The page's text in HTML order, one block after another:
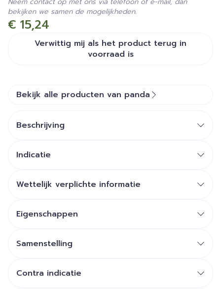
€ 15,24
Verwittig mij als het product terug in
voorraad is
bekijken we samen de mogelijkheden.
Bekijk alle producten van panda
Beschrijving
Indicatie
Wettelijk verplichte informatie
Eigenschappen
Samenstelling
Contra indicatie